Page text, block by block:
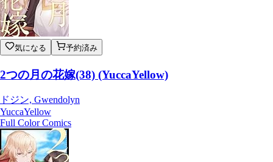
気になる 予約済み
2つの月の花嫁(38) (YuccaYellow)
ドジン, Gwendolyn
YuccaYellow
Full Color Comics